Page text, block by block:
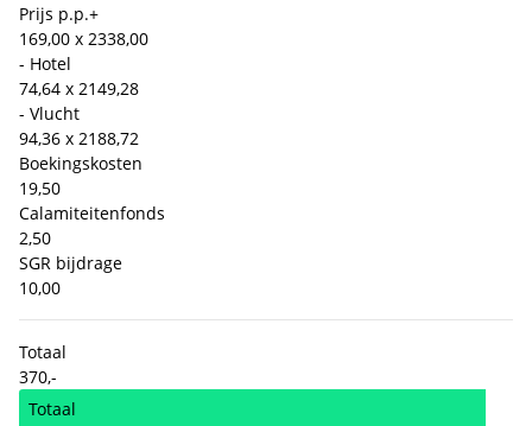
Prijs p.p.+
169,00 x 2338,00
- Hotel
74,64 x 2149,28
- Vlucht
94,36 x 2188,72
Boekingskosten
19,50
Calamiteitenfonds
2,50
SGR bijdrage
10,00
Totaal
370,-
Totaal